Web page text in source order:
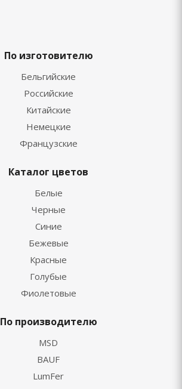
По изготовителю
Бельгийские
Российские
Китайские
Немецкие
Французские
Каталог цветов
Белые
Черные
Синие
Бежевые
Красные
Голубые
Фиолетовые
По производителю
MSD
BAUF
LumFer